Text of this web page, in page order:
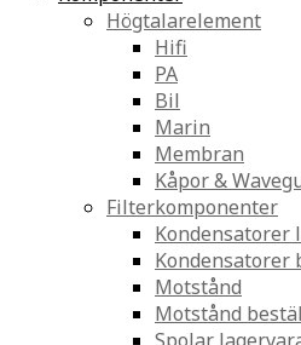
Högtalarelement
Hifi
PA
Bil
Marin
Membran
Kåpor &
Filterkomponenter
Kondensatorer
Kondensatorer
Motstånd
Motstånd